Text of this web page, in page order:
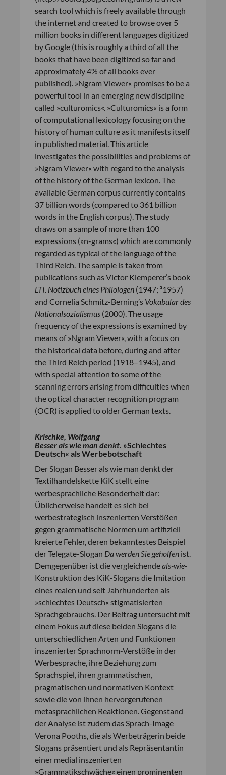
search tool which is freely available through
the internet and created to browse over 5
million books in different languages digitized
by Google (this is roughly a third of all the
books that have been digitized so far and
approximately 4% of all books ever
published). »Ngram Viewer« promises to be a
powerful tool in an emerging new discipline
called »culturomics«. »Culturomics« is a form
of computational lexicology focusing on the
history of human culture as it manifests itself
in published material. This article
investigates the possibilities and problems of
»Ngram Viewer« with regard to the analysis
of the history of the German lexicon. The
available German corpus currently contains
37 billion words (compared to 361 billion
words in the English corpus). The study
draws on a sample of more than 100
expressions (»n-grams«) which are commonly
regarded as typical of the language of the
Third Reich. The sample is taken from
publications such as Victor Klemperer’s book
LTI. Notizbuch eines Philologen (1947; ³1957)
and Cornelia Schmitz-Berning’s Vokabular des
Nationalsozialismus (2000). The usage
frequency of the expressions is examined by
means of »Ngram Viewer«, with a focus on
the historical data before, during and after
the Third Reich period (1918–1945), and
with special attention to some of the
scanning errors arising from difficulties when
the optical character recognition program
(OCR) is applied to older German texts.
Krischke, Wolfgang
Besser als wie man denkt. »Schlechtes
Deutsch« als Werbebotschaft
Der Slogan Besser als wie man denkt der
Textilhandelskette KiK stellt eine
werbesprachliche Besonderheit dar:
Üblicherweise handelt es sich bei
werbestrategisch inszenierten Verstößen
gegen grammatische Normen um artifiziell
kreierte Fehler, deren bekanntestes Beispiel
der Telegate-Slogan Da werden Sie geholfen ist.
Demgegenüber ist die vergleichendeals-wie-
Konstruktion des KiK-Slogans die Imitation
eines realen und seit Jahrhunderten als
»schlechtes Deutsch« stigmatisierten
Sprachgebrauchs. Der Beitrag untersucht mit
einem Fokus auf diese beiden Slogans die
unterschiedlichen Arten und Funktionen
inszenierter Sprachnorm-Verstöße in der
Werbesprache, ihre Beziehung zum
Sprachspiel, ihren grammatischen,
pragmatischen und normativen Kontext
sowie die von ihnen hervorgerufenen
metasprachlichen Reaktionen. Gegenstand
der Analyse ist zudem das Sprach-Image
Verona Pooths, die als Werbeträgerin beide
Slogans präsentiert und als Repräsentantin
einer medial inszenierten
»Grammatikschwäche« einen prominenten